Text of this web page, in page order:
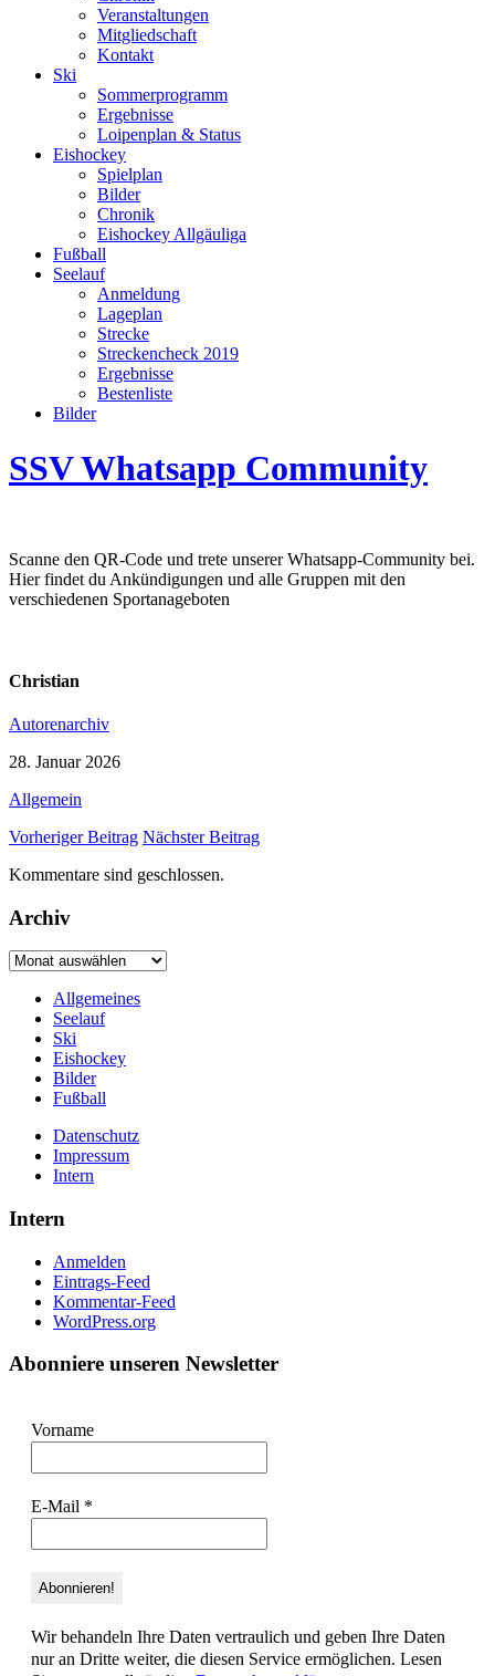
Veranstaltungen
Mitgliedschaft
Kontakt
Ski
Sommerprogramm
Ergebnisse
Loipenplan & Status
Eishockey
Spielplan
Bilder
Chronik
Eishockey Allgäuliga
Fußball
Seelauf
Anmeldung
Lageplan
Strecke
Streckencheck 2019
Ergebnisse
Bestenliste
Bilder
SSV Whatsapp Community
Scanne den QR-Code und trete unserer Whatsapp-Community bei.
Hier findet du Ankündigungen und alle Gruppen mit den
verschiedenen Sportanageboten
Christian
Autorenarchiv
28. Januar 2026
Allgemein
Vorheriger Beitrag Nächster Beitrag
Kommentare sind geschlossen.
Archiv
Archiv
Allgemeines
Seelauf
Ski
Eishockey
Bilder
Fußball
Datenschutz
Impressum
Intern
Intern
Anmelden
Eintrags-Feed
Kommentar-Feed
WordPress.org
Abonniere unseren Newsletter
Vorname
E-Mail *
Wir behandeln Ihre Daten vertraulich und geben Ihre Daten
nur an Dritte weiter, die diesen Service ermöglichen. Lesen